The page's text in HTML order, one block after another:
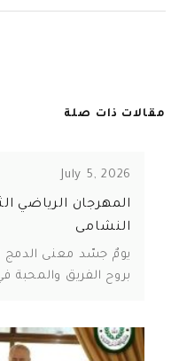
مقالات ذات صلة
July 5, 2026
المهرجان الرياضي
النشامى
يومٌ جسّد معنى الدمج
بروح الفريق والمحبة